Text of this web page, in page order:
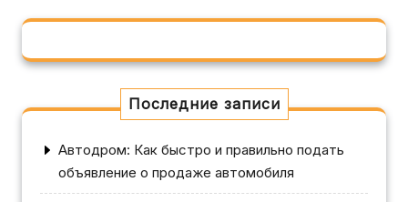
Последние записи
Автодром: Как быстро и правильно подать
объявление о продаже автомобиля